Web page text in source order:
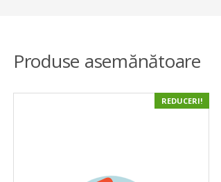
Produse asemănătoare
REDUCERI!